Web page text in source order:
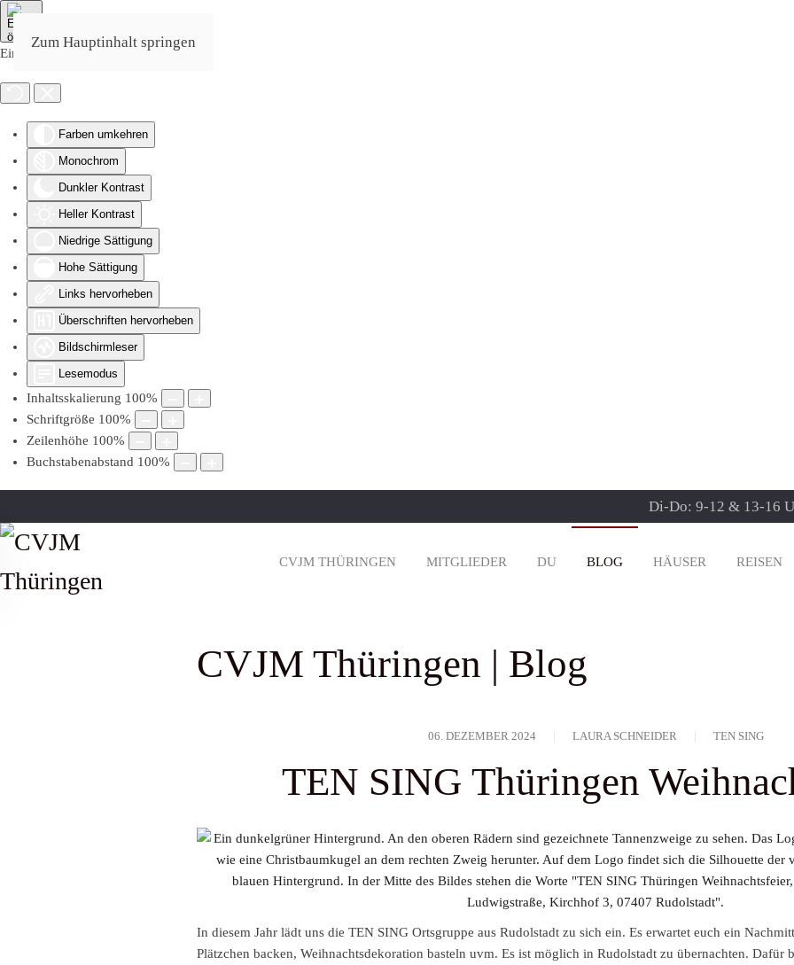
Eingabehilfen öffnen
Farben umkehren
Monochrom
Dunkler Kontrast
Heller Kontrast
Niedrige Sättigung
Hohe Sättigung
Links hervorheben
Überschriften hervorheben
Bildschirmleser
Lesemodus
Inhaltsskalierung 100%
Schriftgröße 100%
Zeilenhöhe 100%
Buchstabenabstand 100%
Zum Hauptinhalt springen
Di-Do: 9-12 & 13-16
CVJM THÜRINGEN MITGLIEDER DU BLOG HÄUSER REISEN
CVJM Thüringen | Blog
06. DEZEMBER 2024 LAURA SCHNEIDER TEN SING
TEN SING Thüringen
In diesem Jahr lädt uns die TEN SING Ortsgruppe aus Rudolstadt zu sich ein. Es erwartet euch ein
Plätzchen backen, Weihnachtsdekoration basteln uvm. Es ist möglich in Rudolstadt zu übernachten. Dafür